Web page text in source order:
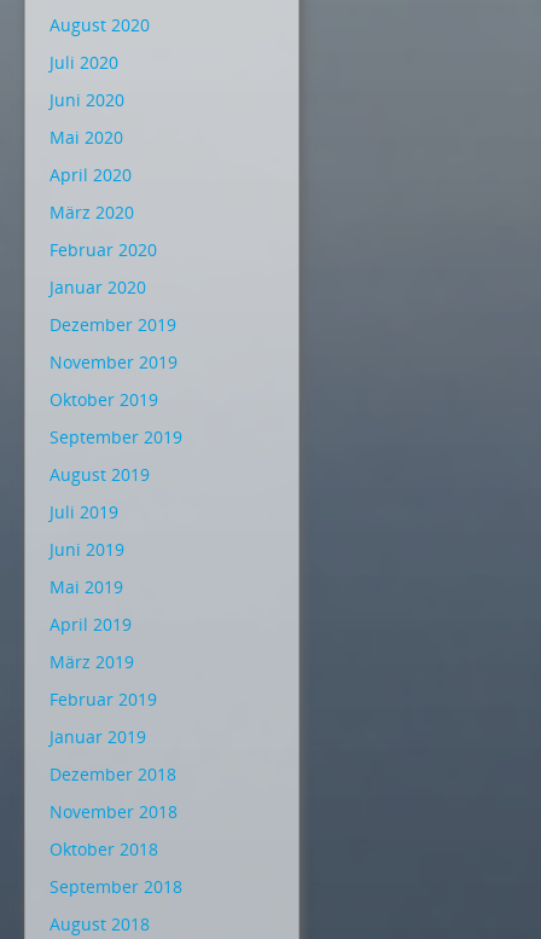
August 2020
Juli 2020
Juni 2020
Mai 2020
April 2020
März 2020
Februar 2020
Januar 2020
Dezember 2019
November 2019
Oktober 2019
September 2019
August 2019
Juli 2019
Juni 2019
Mai 2019
April 2019
März 2019
Februar 2019
Januar 2019
Dezember 2018
November 2018
Oktober 2018
September 2018
August 2018